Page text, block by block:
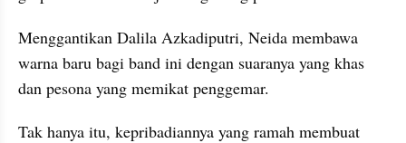
Menggantikan Dalila Azkadiputri, Neida membawa
warna baru bagi band ini dengan suaranya yang khas
dan pesona yang memikat penggemar.
Tak hanya itu, kepribadiannya yang ramah membuat